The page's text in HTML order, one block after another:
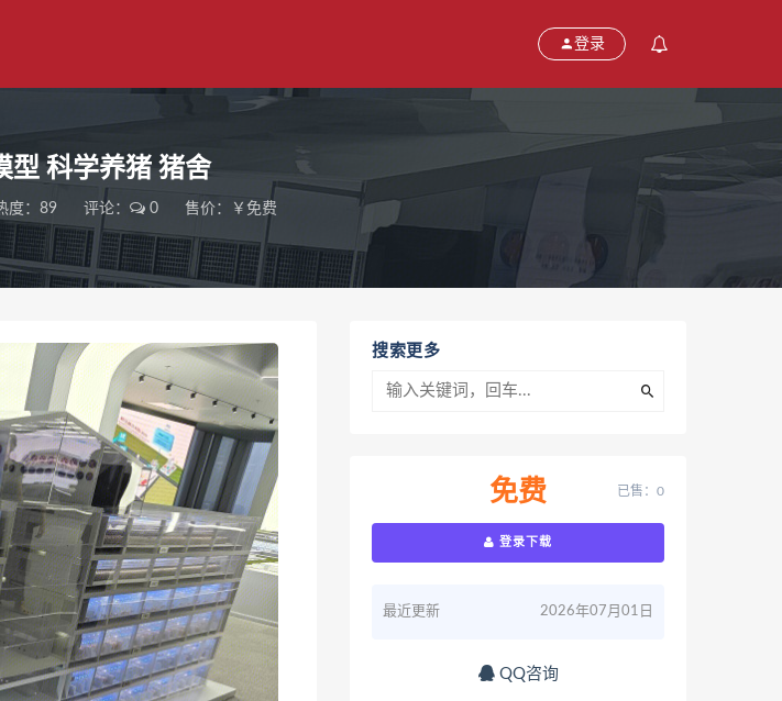
登录
型 科学养猪 猪舍
度：89 评论： 0 售价：￥免费
搜索更多
免费 已售：0
登录下载
最近更新 2026年07月01日
QQ咨询